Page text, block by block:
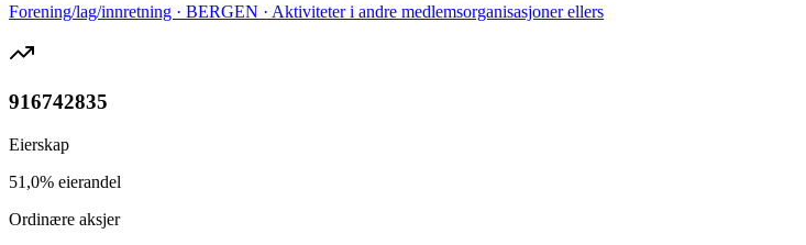
Forening/lag/innretning · BERGEN · Aktiviteter i andre medlemsorganisasjoner ellers
916742835
Eierskap
51,0% eierandel
Ordinære aksjer